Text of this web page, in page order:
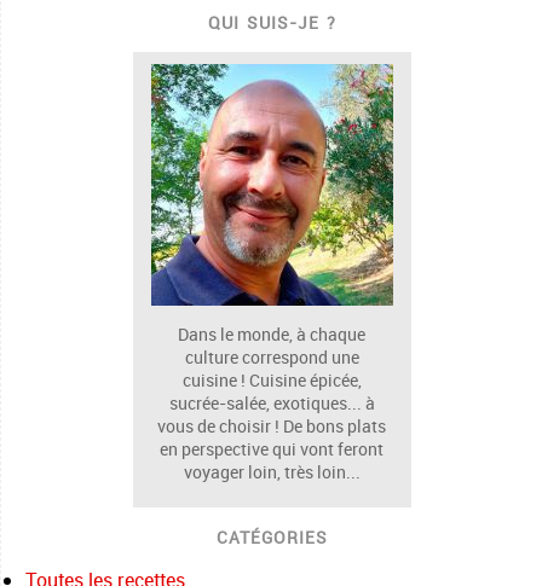
QUI SUIS-JE ?
Dans le monde, à chaque
culture correspond une
cuisine ! Cuisine épicée,
sucrée-salée, exotiques... à
vous de choisir ! De bons plats
en perspective qui vont feront
voyager loin, très loin...
CATÉGORIES
Toutes les recettes